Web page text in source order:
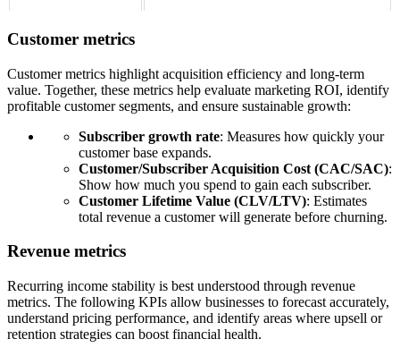
Customer metrics
Customer metrics highlight acquisition efficiency and long-term
value. Together, these metrics help evaluate marketing ROI, identify
profitable customer segments, and ensure sustainable growth:
Subscriber growth rate: Measures how quickly your
customer base expands.
Customer/Subscriber Acquisition Cost (CAC/SAC):
Show how much you spend to gain each subscriber.
Customer Lifetime Value (CLV/LTV): Estimates
total revenue a customer will generate before churning.
Revenue metrics
Recurring income stability is best understood through revenue
metrics. The following KPIs allow businesses to forecast accurately,
understand pricing performance, and identify areas where upsell or
retention strategies can boost financial health.